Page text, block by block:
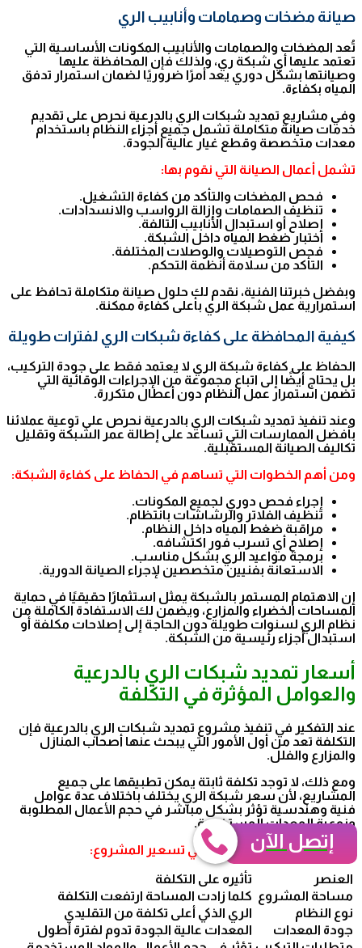
صيانة مضخات وصمامات وأنابيب الري
تُعد المضخات والصمامات والأنابيب المكونات الأساسية التي
تعتمد عليها أي شبكة ري، ولذلك فإن المحافظة عليها
وصيانتها بشكل دوري يعد أمرًا ضروريًا لضمان استمرار تدفق
المياه بكفاءة.
وفي مشاريع تمديد شبكات الري بالدرعية نحرص على تقديم
خدمات صيانة متكاملة تشمل جميع أجزاء النظام باستخدام
معدات متخصصة وقطع غيار عالية الجودة.
تشمل أعمال الصيانة التي نقوم بها:
فحص المضخات والتأكد من كفاءة التشغيل.
تنظيف الصمامات وإزالة الرواسب والانسدادات.
إصلاح أو استبدال الأنابيب التالفة.
اختبار ضغط المياه داخل الشبكة.
فحص التوصيلات والوصلات المختلفة.
التأكد من سلامة أنظمة التحكم.
وبفضل خبرتنا الفنية، نقدم لك حلول صيانة متكاملة تحافظ على
استمرارية عمل شبكة الري بأعلى كفاءة ممكنة.
كيفية المحافظة على كفاءة شبكات الري لفترات طويلة
الحفاظ على كفاءة شبكة الري لا يعتمد فقط على جودة التركيب،
بل يحتاج أيضًا إلى اتباع مجموعة من الإجراءات الوقائية التي
تضمن استمرار عمل النظام دون أعطال متكررة.
وعند تنفيذ تمديد شبكات الري بالدرعية نحرص على توعية عملائنا
بأفضل الممارسات التي تساعد على إطالة عمر الشبكة وتقليل
تكاليف الصيانة المستقبلية.
ومن أهم الخطوات التي تساهم في الحفاظ على كفاءة الشبكة:
إجراء فحص دوري لجميع المكونات.
تنظيف الفلاتر والرشاشات بانتظام.
مراقبة ضغط المياه داخل النظام.
إصلاح أي تسرب فور اكتشافه.
برمجة مواعيد الري بشكل مناسب.
الاستعانة بفنيين متخصصين لإجراء الصيانة الدورية.
إن الاهتمام المستمر بالشبكة يمثل استثمارًا حقيقيًا في حماية
المساحات الخضراء والمزارع، ويضمن لك الاستفادة الكاملة من
نظام الري لسنوات طويلة دون الحاجة إلى إصلاحات مكلفة أو
استبدال أجزاء رئيسية من الشبكة.
أسعار تمديد شبكات الري بالدرعية
والعوامل المؤثرة في التكلفة
عند التفكير في تنفيذ مشروع تمديد شبكات الري بالدرعية فإن
التكلفة تعد من أول الأمور التي يبحث عنها أصحاب المنازل
والمزارع والفلل.
ومع ذلك، لا توجد تكلفة ثابتة يمكن تطبيقها على جميع
المشاريع، لأن سعر شبكة الري يختلف باختلاف عدة عوامل
فنية وهندسية تؤثر بشكل مباشر في حجم الأعمال المطلوبة
ونوعية المعدات المستخدمة.
وتشمل العناصر التي تدخل في تسعير المشروع:
العنصر
تأثيره على التكلفة
مساحة المشروع كلما زادت المساحة ارتفعت التكلفة
نوع النظام
الري الذكي أعلى تكلفة من التقليدي
جودة المعدات
المعدات عالية الجودة تدوم لفترة أطول
إتصل الآن